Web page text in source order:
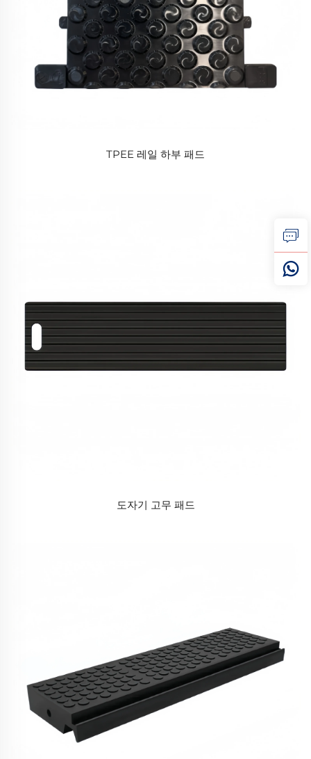
TPEE 레일 하부 패드
도자기 고무 패드